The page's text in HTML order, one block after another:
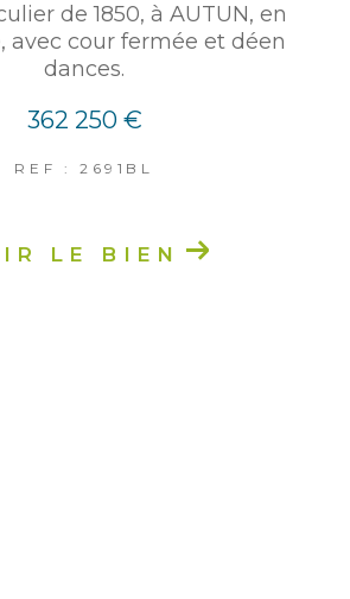
de 1850, à AUTUN, en
avec cour fermée et déen
dances.
362 250 €
REF : 2691BL
LE BIEN